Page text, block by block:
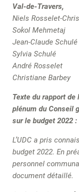
Val-de-Travers,
Niels Rosselet-
Sokol Mehmetaj
Jean-Claude Schulé
Sylvia Schulé
André Rosselet
Christiane Barbey
Texte du rapport de
plénum du Conseil
sur le budget 2022 :
L’UDC a pris
budget 2022. En
personnel
document détaillé.